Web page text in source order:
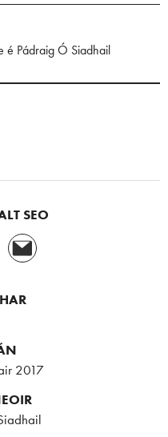
é Pádraig Ó Siadhail
SEO
2017